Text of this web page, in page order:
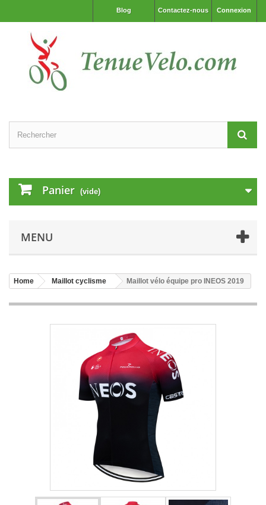
Connexion
Contactez-nous
Blog
Panier (vide)
MENU
Home Maillot cyclisme Maillot vélo équipe pro INEOS 2019